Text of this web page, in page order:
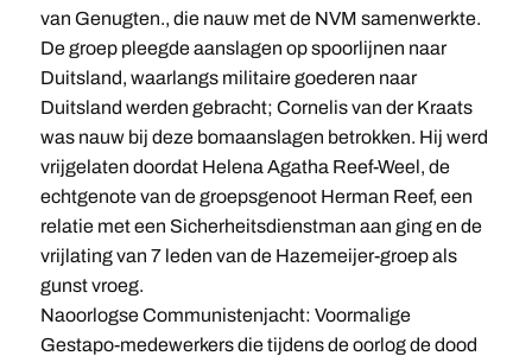
van Genugten., die nauw met de NVM samenwerkte.
De groep pleegde aanslagen op spoorlijnen naar
Duitsland, waarlangs militaire goederen naar
Duitsland werden gebracht; Cornelis van der Kraats
was nauw bij deze bomaanslagen betrokken. Hij werd
vrijgelaten doordat Helena Agatha Reef-Weel, de
echtgenote van de groepsgenoot Herman Reef, een
relatie met een Sicherheitsdienstman aan ging en de
vrijlating van 7 leden van de Hazemeijer-groep als
gunst vroeg.
Naoorlogse Communistenjacht: Voormalige
Gestapo-medewerkers die tijdens de oorlog de dood